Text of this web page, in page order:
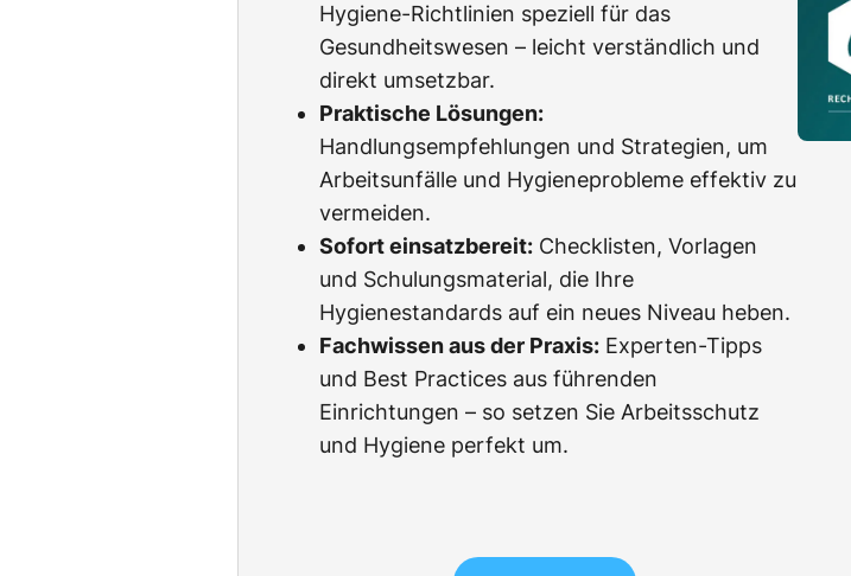
Hygiene-Richtlinien speziell für das
Gesundheitswesen – leicht verständlich und
direkt umsetzbar.
Praktische Lösungen:
Handlungsempfehlungen und Strategien, um
Arbeitsunfälle und Hygieneprobleme effektiv zu
vermeiden.
Sofort einsatzbereit: Checklisten, Vorlagen
und Schulungsmaterial, die Ihre
Hygienestandards auf ein neues Niveau heben.
Fachwissen aus der Praxis: Experten-Tipps
und Best Practices aus führenden
Einrichtungen – so setzen Sie Arbeitsschutz
und Hygiene perfekt um.